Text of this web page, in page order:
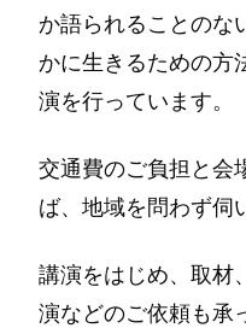
か語られることのな
かに生きるための方
演を行っています。
交通費のご負担と会
ば、地域を問わず伺
講演をはじめ、取材
演などのご依頼も承